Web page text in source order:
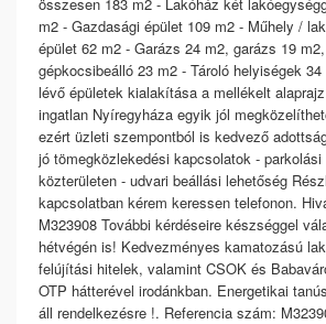
m2 - Gazdasági épület 109 m2 - Műhely /
épület 62 m2 - Garázs 24 m2, garázs 19
gépkocsibeálló 23 m2 - Tároló helyiségek
lévő épületek kialakítása a mellékelt
ingatlan Nyíregyháza egyik jól
ezért üzleti szempontból is kedvező
jó tömegközlekedési kapcsolatok - parkolási
közterületen - udvari beállási lehetőség
kapcsolatban kérem keressen telefonon.
M323908 További kérdéseire készséggel
hétvégén is! Kedvezményes kamatozású
felújítási hitelek, valamint CSOK és
OTP hátterével irodánkban. Energetikai
áll rendelkezésre !. Referencia szám: